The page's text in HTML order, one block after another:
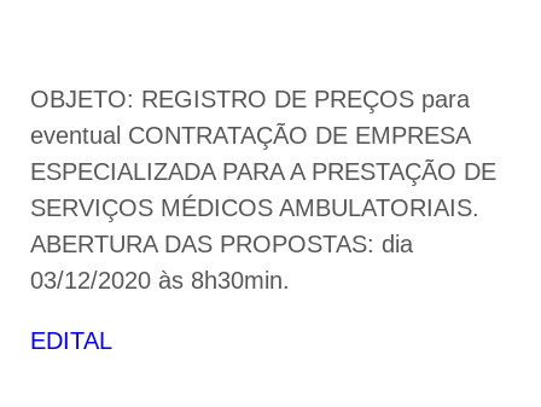
OBJETO: REGISTRO DE PREÇOS para
eventual CONTRATAÇÃO DE EMPRESA
ESPECIALIZADA PARA A PRESTAÇÃO DE
SERVIÇOS MÉDICOS AMBULATORIAIS.
ABERTURA DAS PROPOSTAS: dia
03/12/2020 às 8h30min.
EDITAL